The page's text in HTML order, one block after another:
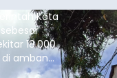
Kota
18.000
di ambang
diambil